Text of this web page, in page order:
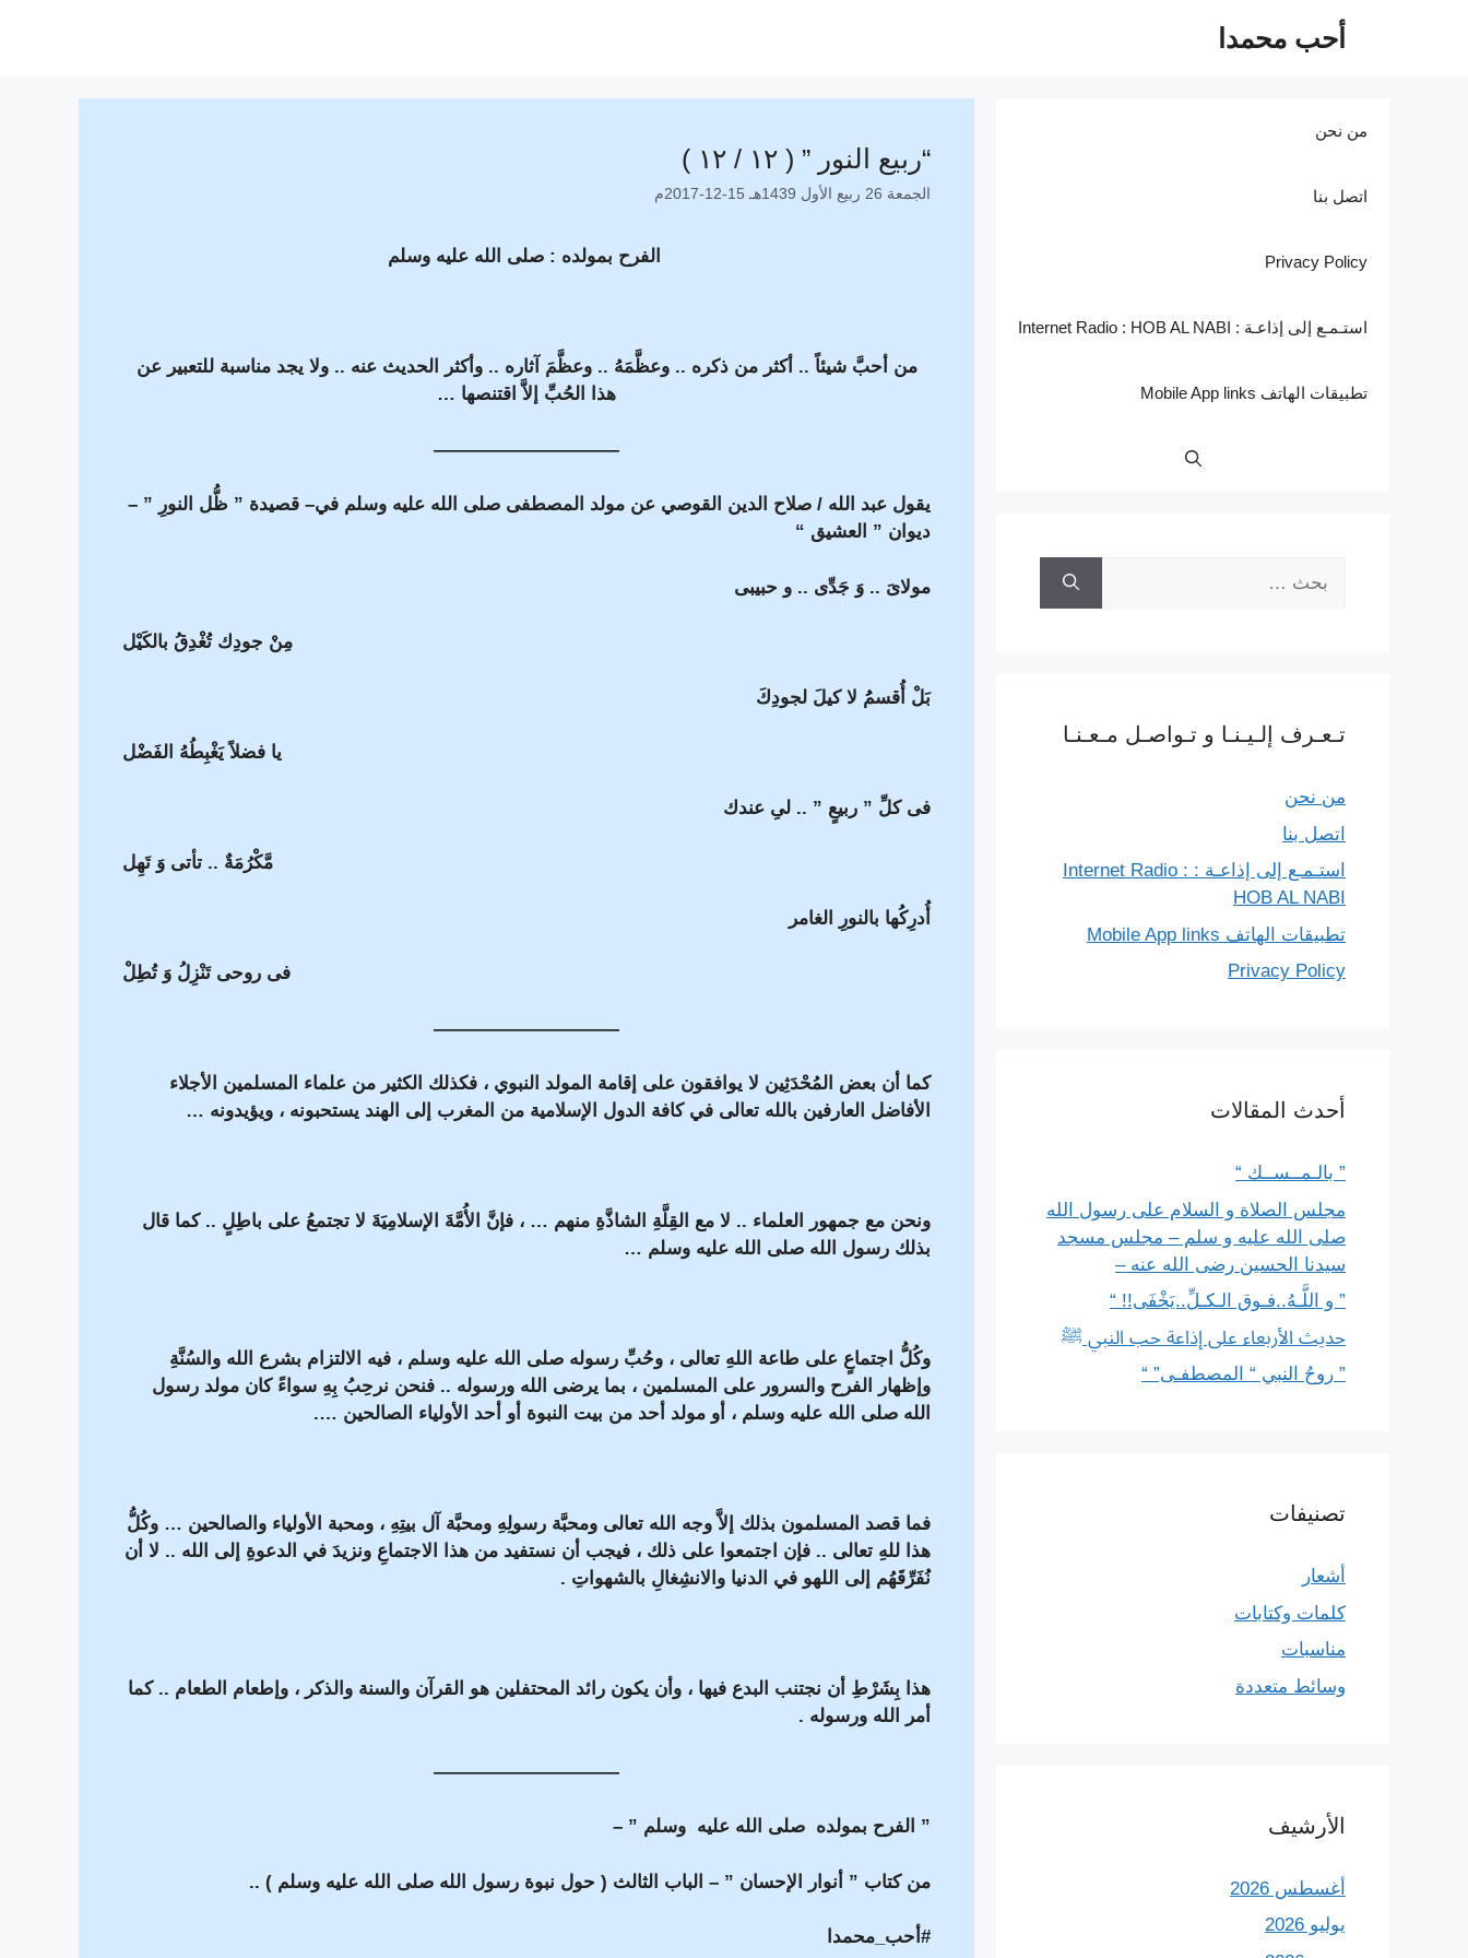
أحب محمدا
“ربيع النور ” ( ١٢ / ١٢ )
الجمعة 26 ربيع الأول 1439هـ 15-12-2017م
الفرح بمولده : صلى الله عليه وسلم
من أحبَّ شيئاً .. أكثر من ذكره .. وعظَّمَهُ .. وعظَّمَ آثاره .. وأكثر الحديث عنه .. ولا يجد مناسبة للتعبير عن
هذا الحُبِّ إلاَّ اقتنصها …
——————————
يقول عبد الله / صلاح الدين القوصي عن مولد المصطفى صلى الله عليه وسلم في– قصيدة ” ظُّل النورِ ” –
ديوان ” العشيق “
مولاىَ .. وَ جَدِّى .. و حبيبى
مِنْ جودِك تُغْدِقُ بالكَيْل
بَلْ أُقسمُُ لا كيلَ لجودِكَ
يا فضلاً يَغْبِطُهُ الفَضْل
فى كلِّ ” ربيعٍ ” .. لىِ عندك
مَّكْرُمَةٌ .. تأتى وَ تَهِل
أُدرِكُها بالنورِ الغامر
فى روحى تَنْزِلُ وَ تُطِلْ
——————————
كما أن بعض المُحْدَثِين لا يوافقون على إقامة المولد النبوي ، فكذلك الكثير من علماء المسلمين الأجلاء
الأفاضل العارفين بالله تعالى في كافة الدول الإسلامية من المغرب إلى الهند يستحبونه ، ويؤيدونه …
ونحن مع جمهور العلماء .. لا مع القِلَّةِ الشاذَّةِ منهم … ، فإنَّ الأُمَّةَ الإسلامِيَةَ لا تجتمعُ على باطِلٍ .. كما قال
بذلك رسول الله صلى الله عليه وسلم …
وكُلُّ اجتماعٍ على طاعة اللهِ تعالى ، وحُبِّ رسوله صلى الله عليه وسلم ، فيه الالتزام بشرع الله والسُنَّةِ
وإظهار الفرح والسرور على المسلمين ، بما يرضى الله ورسوله .. فنحن نرحِبُ بِهِ سواءً كان مولد رسول
الله صلى الله عليه وسلم ، أو مولد أحد من بيت النبوة أو أحد الأولياء الصالحين ….
فما قصد المسلمون بذلك إلاَّ وجه الله تعالى ومحبَّة رسولِهِ ومحبَّة آل بيتِهِ ، ومحبة الأولياء والصالحين … وكُلُّ
هذا للهِ تعالى .. فإن اجتمعوا على ذلك ، فيجب أن نستفيد من هذا الاجتماعِ ونزيدَ في الدعوةِ إلى الله .. لا أن
نُفَرِّقَهُم إلى اللهو في الدنيا والانشِغالِ بالشهواتِ .
هذا بِشَرْطِ أن نجتنب البدع فيها ، وأن يكون رائد المحتفلين هو القرآن والسنة والذكر ، وإطعام الطعام .. كما
أمر الله ورسوله .
——————————
” الفرح بمولده صلى الله عليه وسلم ” –
من كتاب ” أنوار الإحسان ” – الباب الثالث ( حول نبوة رسول الله صلى الله عليه وسلم ) ..
#أحب_محمدا
من نحن
اتصل بنا
Privacy Policy
استـمـع إلى إذاعـة : Internet Radio : HOB AL NABI
تطبيقات الهاتف Mobile App links
عن:
تـعـرف إلـيـنـا و تـواصـل مـعـنـا
من نحن
اتصل بنا
استـمـع إلى إذاعـة : Internet Radio :
HOB AL NABI
تطبيقات الهاتف Mobile App links
Privacy Policy
أحدث المقالات
” بالـمــســك “
مجلس الصلاة و السلام على رسول الله
صلى الله عليه و سلم – مجلس مسجد
سيدنا الحسين رضى الله عنه –
” و اللَّـهُ..فـوق الـكـلِّ..يَخْفَى!! “
حديث الأربعاء على إذاعة حب النبي ﷺ
” روحُ النبي “ المصطفـى” “
تصنيفات
أشعار
كلمات وكتابات
مناسبات
وسائط متعددة
الأرشيف
أغسطس 2026
يوليو 2026